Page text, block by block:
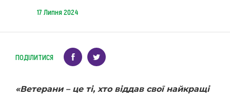
17 Липня 2024
ПОДІЛИТИСЯ
«Ветерани – це ті, хто віддав свої найкращі